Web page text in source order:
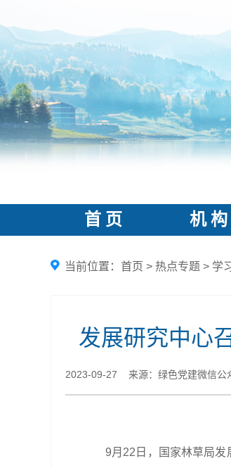
首 页 机 构
当前位置： 首页 > 热点专题 > 学
发展研究中心
2023-09-27 来源：绿色党建微信公
9月22日，国家林草局发